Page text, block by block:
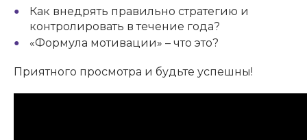
Как внедрять правильно стратегию и
контролировать в течение года?
«Формула мотивации» – что это?
Приятного просмотра и будьте успешны!